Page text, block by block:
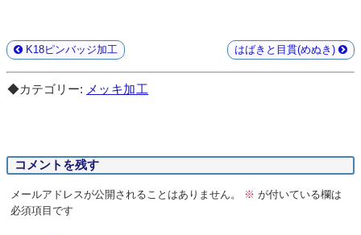
K18ピンバッジ加工 はばきと目貫(めぬき)
◆カテゴリー: メッキ加工
コメントを残す
メールアドレスが公開されることはありません。 ※ が付いている欄は
必須項目です